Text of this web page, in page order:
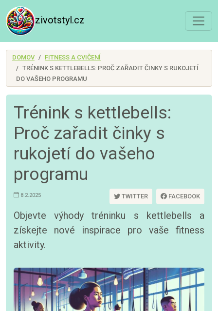
zivotstyl.cz
DOMOV
FITNESS A CVIČENÍ
TRÉNINK S KETTLEBELLS: PROČ ZAŘADIT ČINKY S RUKOJETÍ
DO VAŠEHO PROGRAMU
Trénink s kettlebells:
Proč zařadit činky s
rukojetí do vašeho
programu
8.2.2025 TWITTER FACEBOOK
Objevte výhody tréninku s kettlebells a
získejte nové inspirace pro vaše fitness
aktivity.